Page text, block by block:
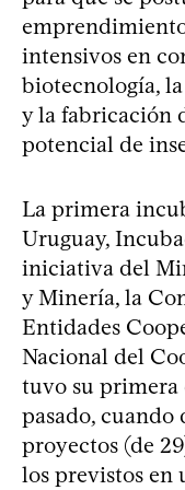
intensivos en
biotecnología,
y la fabricación
potencial de
La primera
Uruguay,
iniciativa del
y Minería, la
Entidades
Nacional del
tuvo su
pasado, cuando
proyectos (de
los previstos en